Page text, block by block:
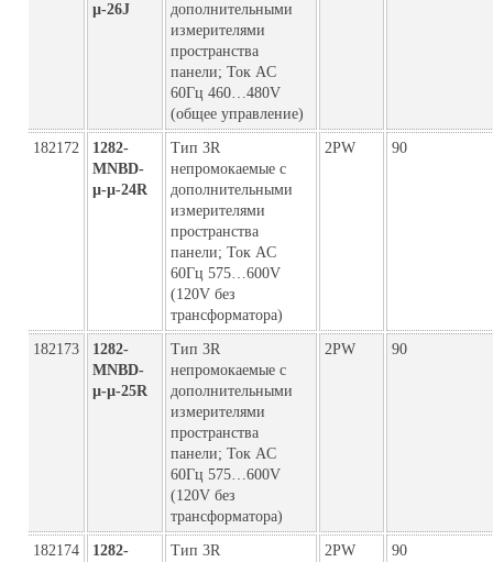
µ-26J
дополнительными
измерителями
пространства
панели; Ток AC
60Гц 460…480V
(общее управление)
182172
1282-
MNBD-
µ-µ-24R
Тип 3R
непромокаемые с
дополнительными
измерителями
пространства
панели; Ток AC
60Гц 575…600V
(120V без
трансформатора)
2PW 90
182173
1282-
MNBD-
µ-µ-25R
Тип 3R
непромокаемые с
дополнительными
измерителями
пространства
панели; Ток AC
60Гц 575…600V
(120V без
трансформатора)
2PW 90
182174
1282-
Тип 3R
2PW 90